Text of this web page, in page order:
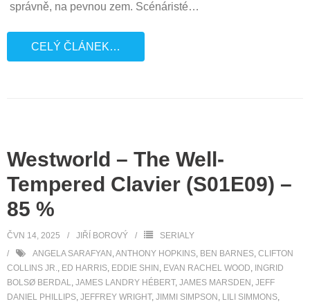
správně, na pevnou zem. Scénáristé…
CELÝ ČLÁNEK…
Westworld – The Well-
Tempered Clavier (S01E09) –
85 %
ČVN 14, 2025 JIŘÍ BOROVÝ
SERIALY
ANGELA SARAFYAN ,ANTHONY HOPKINS, BEN BARNES, CLIFTON
COLLINS JR., ED HARRIS, EDDIE SHIN , EVAN RACHEL WOOD, INGRID
BOLSØ BERDAL, JAMES LANDRY HÉBERT, JAMES MARSDEN , JEFF
DANIEL PHILLIPS, JEFFREY WRIGHT, JIMMI SIMPSON , LILI SIMMONS,